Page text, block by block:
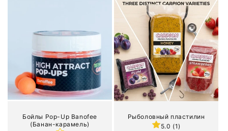
Бойлы Pop-Up Banofee
(Банан-карамель)
Рыболовный пластилин
5.0 (1)